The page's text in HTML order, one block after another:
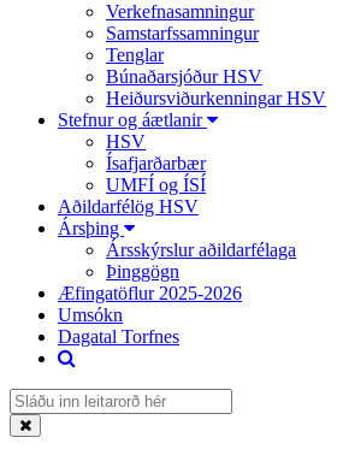
Verkefnasamningur
Samstarfssamningur
Tenglar
Búnaðarsjóður HSV
Heiðursviðurkenningar HSV
Stefnur og áætlanir
HSV
Ísafjarðarbær
UMFÍ og ÍSÍ
Aðildarfélög HSV
Ársþing
Ársskýrslur aðildarfélaga
Þinggögn
Æfingatöflur 2025-2026
Umsókn
Dagatal Torfnes